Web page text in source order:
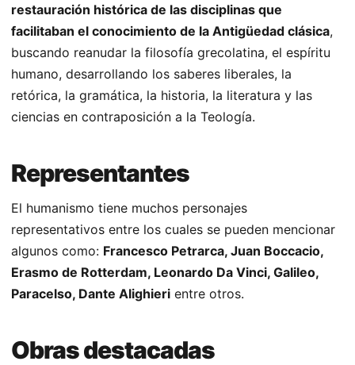
restauración histórica de las disciplinas que
facilitaban el conocimiento de la Antigüedad clásica,
buscando reanudar la filosofía grecolatina, el espíritu
humano, desarrollando los saberes liberales, la
retórica, la gramática, la historia, la literatura y las
ciencias en contraposición a la Teología.
Representantes
El humanismo tiene muchos personajes
representativos entre los cuales se pueden mencionar
algunos como: Francesco Petrarca, Juan Boccacio,
Erasmo de Rotterdam, Leonardo Da Vinci, Galileo,
Paracelso, Dante Alighieri entre otros.
Obras destacadas